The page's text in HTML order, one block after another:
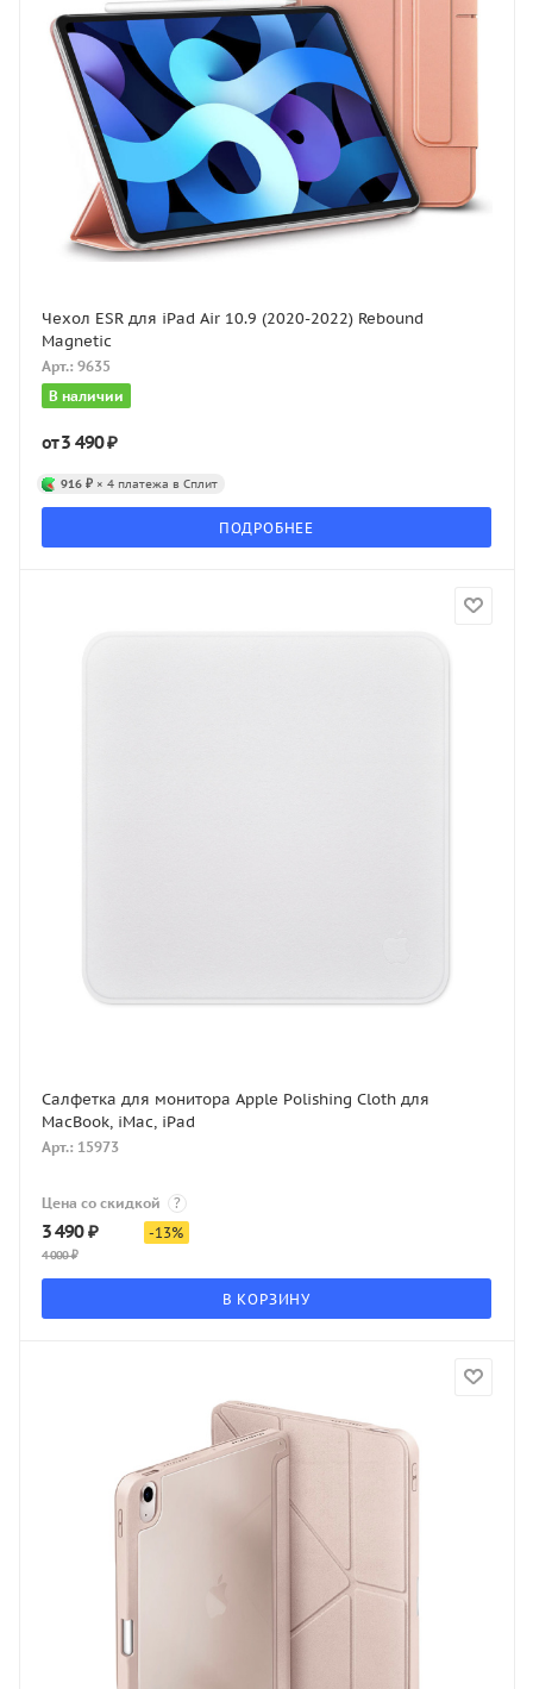
Чехол ESR для iPad Air 10.9 (2020-2022) Rebound
Magnetic
Арт.: 9635
В наличии
от3 490 ₽
916 ₽ × 4 платежа в Сплит
ПОДРОБНЕЕ
Салфетка для монитора Apple Polishing Cloth для
MacBook, iMac, iPad
Арт.: 15973
Цена со скидкой ?
3 490₽
4 000₽
-13%
В КОРЗИНУ